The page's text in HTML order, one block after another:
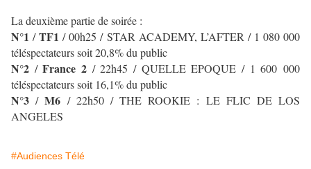
La deuxième partie de soirée :
N°1/TF1/ 00h25 / STAR ACADEMY, L’AFTER / 1 080 000
téléspectateurs soit 20,8% du public
N°2 /France 2 / 22h45 / QUELLE EPOQUE / 1 600 000
téléspectateurs soit 16,1% du public
N°3/M6 / 22h50 /THE ROOKIE : LE FLIC DE LOS
ANGELES
#Audiences Télé